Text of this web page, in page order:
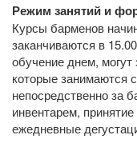
Режим занятий и
Курсы барменов
заканчиваются в
обучение днем, могут
которые занимаются
непосредственно за
инвентарем,
ежедневные